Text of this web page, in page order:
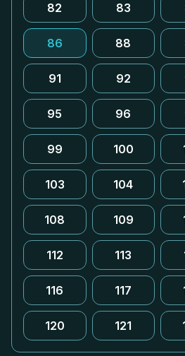
82 83
86 88
91 92
95 96
99 100
103 104
108 109
112 113
116 117
120 121